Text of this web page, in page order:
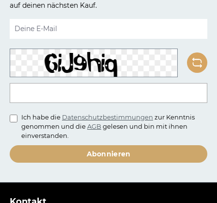
auf deinen nächsten Kauf.
E-Mail-Adresse*
Ich habe die Datenschutzbestimmungen zur Kenntnis
genommen und dieAGB gelesen und bin mit ihnen
einverstanden.
Abonnieren